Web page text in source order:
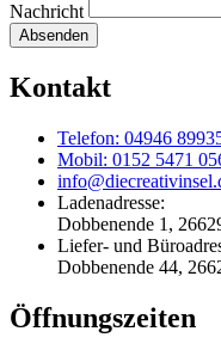
Nachricht
Absenden
Kontakt
Telefon: 04946
Mobil: 0152 5471
Ladenadresse:
Dobbenende 1,
Liefer- und
Dobbenende 44,
Öffnungszeiten